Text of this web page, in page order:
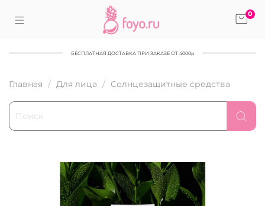
0
БЕСПЛАТНАЯ ДОСТАВКА ПРИ ЗАКАЗЕ ОТ 4000р
Главная Для лица Солнцезащитные средства